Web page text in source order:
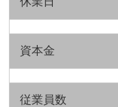
資本金
従業員数